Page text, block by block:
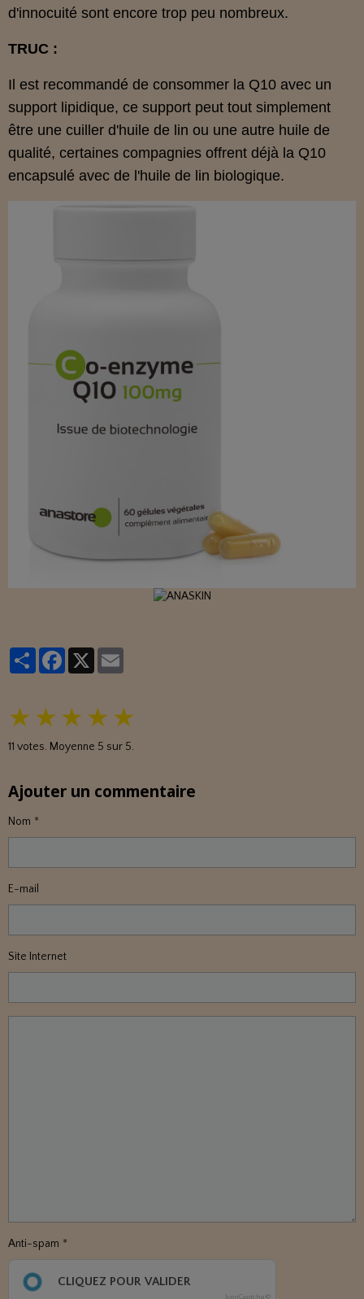
d'innocuité sont encore trop peu nombreux.
TRUC :
Il est recommandé de consommer la Q10 avec un
support lipidique, ce support peut tout simplement
être une cuiller d'huile de lin ou une autre huile de
qualité, certaines compagnies offrent déjà la Q10
encapsulé avec de l'huile de lin biologique.
PartagerFacebook
★ ★ ★ ★ ★
11 votes. Moyenne 5 sur 5.
Ajouter un commentaire
Nom
E-mail
Site Internet
Anti-spam
CLIQUEZ POUR VALIDER
IconCaptcha ©